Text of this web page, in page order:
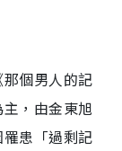
那個男人的記
，由金東旭
患「過剩記